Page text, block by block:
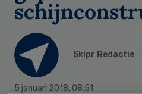
Skipr Redactie
5 januari 2018, 08:51